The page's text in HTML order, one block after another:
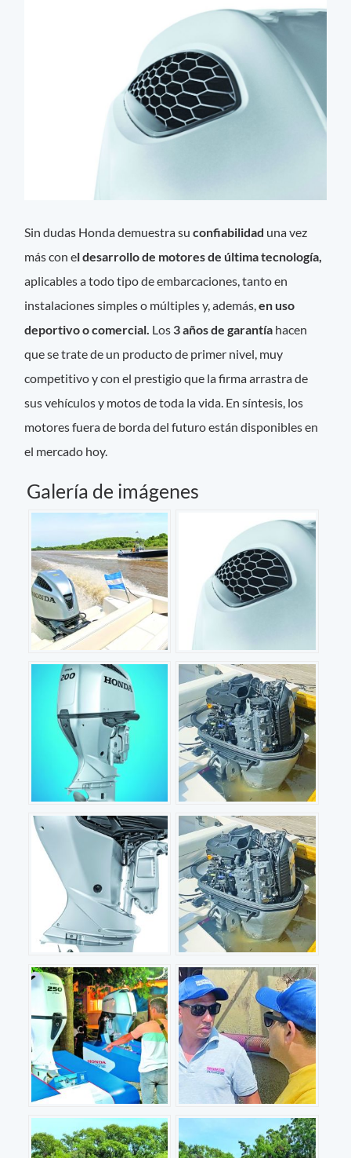
Sin dudas Honda demuestra suconfiabilidad una vez
más con el desarrollo de motores de última tecnología,
aplicables a todo tipo de embarcaciones, tanto en
instalaciones simples o múltiples y, además,en uso
deportivo o comercial. Los 3 años de garantía hacen
que se trate de un producto de primer nivel, muy
competitivo y con el prestigio que la firma arrastra de
sus vehículos y motos de toda la vida. En síntesis, los
motores fuera de borda del futuro están disponibles en
el mercado hoy.
Galería de imágenes